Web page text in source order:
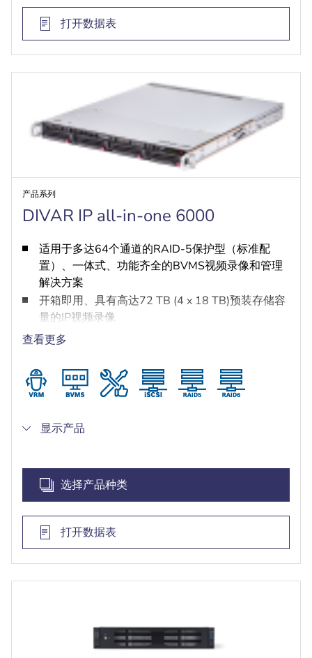
打开数据表
产品系列
DIVAR IP all-in-one 6000
适用于多达64个通道的RAID-5保护型（标准配
置）、一体式、功能齐全的BVMS视频录像和管理
解决方案
开箱即用、具有高达72 TB (4 x 18 TB)预装存储容
量的IP视频录像
操作安全可靠 - 即时实时访问视频
采用DIVAR IP System Manager进行运行模式选
择、软件设置和升级
查看更多
显示产品
选择产品种类
打开数据表